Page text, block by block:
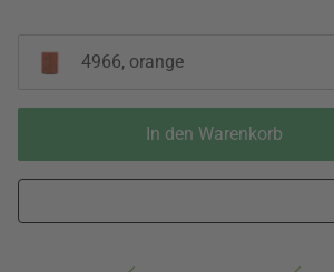
4966, orange
In den Warenkorb